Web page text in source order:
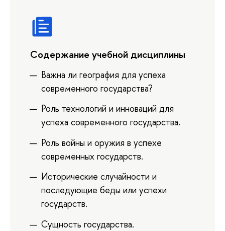
Содержание учебной дисциплины
Важна ли география для успеха
современного государства?
Роль технологий и инноваций для
успеха современного государства.
Роль войны и оружия в успехе
современных государств.
Исторические случайности и
последующие беды или успехи
государств.
Сущность государства.